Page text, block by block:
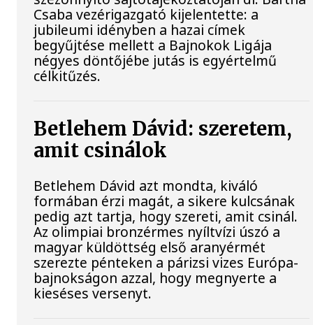
Csaba vezérigazgató kijelentette: a
jubileumi idényben a hazai címek
begyűjtése mellett a Bajnokok Ligája
négyes döntőjébe jutás is egyértelmű
célkitűzés.
Betlehem Dávid: szeretem,
amit csinálok
Betlehem Dávid azt mondta, kiváló
formában érzi magát, a sikere kulcsának
pedig azt tartja, hogy szereti, amit csinál.
Az olimpiai bronzérmes nyíltvízi úszó a
magyar küldöttség első aranyérmét
szerezte pénteken a párizsi vizes Európa-
bajnokságon azzal, hogy megnyerte a
kieséses versenyt.